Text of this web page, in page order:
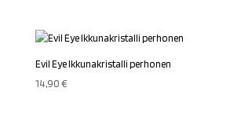
15,50 €. 14,00 €.
Evil Eye Ikkunakristalli perhonen
14,90€